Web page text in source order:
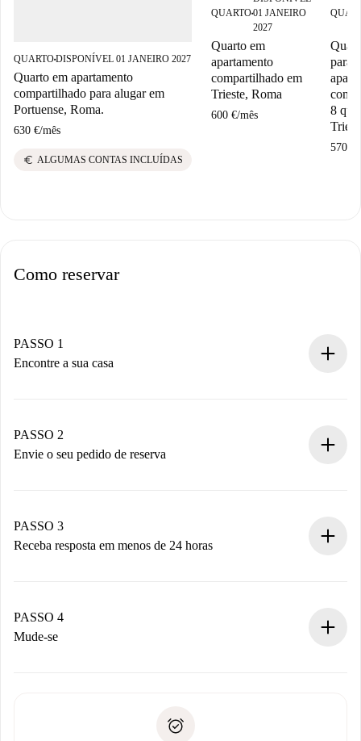
QUARTO■DISPONÍVEL 01 JANEIRO 2027
Quarto em apartamento
compartilhado para alugar em
Portuense, Roma.
630 €/mês
euro ALGUMAS CONTAS INCLUÍDAS
QUARTO■01 JANEIRO
2027
Quarto em
apartamento
compartilhado em
Trieste, Roma
600 €/mês
para
8
570 €
Como reservar
PASSO 1
Encontre a sua casa
Você tem todas as informações necessárias
antecipadamente.
PASSO 2
Envie o seu pedido de reserva
Não cobramos nada até que o proprietário confirme.
PASSO 3
Receba resposta em menos de 24 horas
proprietário.
Se recusada: não cobraremos nada e ofereceremos
Débito direto bancário
PASSO 4
Mude-se
não comunicar nenhum problema.